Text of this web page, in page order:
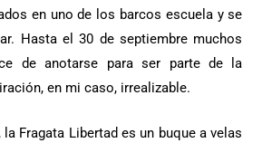
en uno de los barcos escuela y se
Hasta el 30 de septiembre muchos
de anotarse para ser parte de la
en mi caso, irrealizable.
Fragata Libertad es un buque a velas